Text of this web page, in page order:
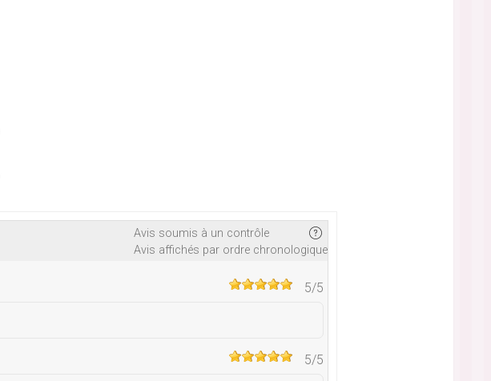
Avis soumis à un contrôle
Avis affichés par ordre chronologique
5/5
5/5